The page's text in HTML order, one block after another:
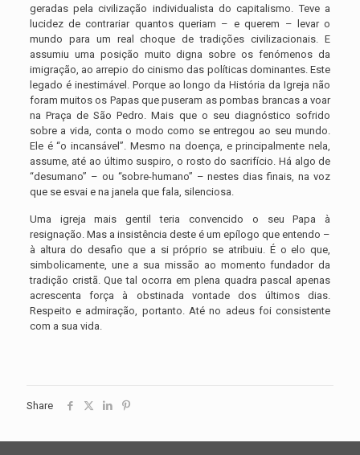
geradas pela civilização individualista do capitalismo. Teve a
lucidez de contrariar quantos queriam – e querem – levar o
mundo para um real choque de tradições civilizacionais. E
assumiu uma posição muito digna sobre os fenómenos da
imigração, ao arrepio do cinismo das políticas dominantes. Este
legado é inestimável. Porque ao longo da História da Igreja não
foram muitos os Papas que puseram as pombas brancas a voar
na Praça de São Pedro. Mais que o seu diagnóstico sofrido
sobre a vida, conta o modo como se entregou ao seu mundo.
Ele é “o incansável”. Mesmo na doença, e principalmente nela,
assume, até ao último suspiro, o rosto do sacrifício. Há algo de
“desumano” – ou “sobre-humano” – nestes dias finais, na voz
que se esvai e na janela que fala, silenciosa.
Uma igreja mais gentil teria convencido o seu Papa à
resignação. Mas a insistência deste é um epílogo que entendo –
à altura do desafio que a si próprio se atribuiu. É o elo que,
simbolicamente, une a sua missão ao momento fundador da
tradição cristã. Que tal ocorra em plena quadra pascal apenas
acrescenta força à obstinada vontade dos últimos dias.
Respeito e admiração, portanto. Até no adeus foi consistente
com a sua vida.
Share